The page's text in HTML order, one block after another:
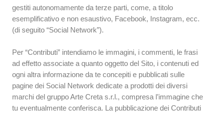
gestiti autonomamente da terze parti, come, a titolo
esemplificativo e non esaustivo, Facebook, Instagram, ecc.
(di seguito “Social Network”).
Per “Contributi” intendiamo le immagini, i commenti, le frasi
ad effetto associate a quanto oggetto del Sito, i contenuti ed
ogni altra informazione da te concepiti e pubblicati sulle
pagine dei Social Network dedicate a prodotti dei diversi
marchi del gruppo Arte Creta s.r.l., compresa l’immagine che
tu eventualmente conferisca. La pubblicazione dei Contributi